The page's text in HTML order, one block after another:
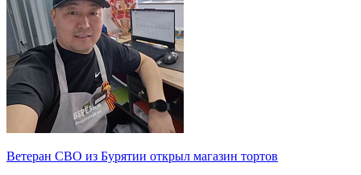
Ветеран СВО из Бурятии открыл магазин тортов